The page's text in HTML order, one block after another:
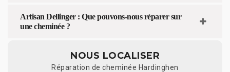
Artisan Dellinger : Que pouvons-nous réparer sur
une cheminée ?
NOUS LOCALISER
Réparation de cheminée Hardinghen